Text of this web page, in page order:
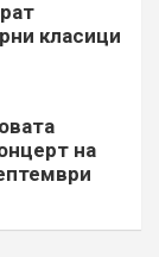
класици
на